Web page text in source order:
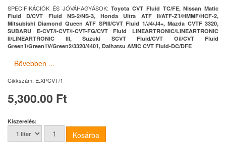
SPECIFIKÁCIÓK ÉS JÓVÁHAGYÁSOK:Toyota CVT Fluid TC/FE, Nissan Matic
Fluid D/CVT Fluid NS-2/NS-3, Honda Ultra ATF II/ATF-Z1/HMMF/HCF-2,
Mitsubishi Diamond Queen ATF SPIII/CVT Fluid 1/J4/J4+, Mazda CVTF 3320,
SUBARU E-CVT/i-CVT/i-CVT-FG/CVT Fluid LINEARTRONIC/LINEARTRONIC
II/LINEARTRONIC III, Suzuki SCVT Fluid/CVT Oil/CVT Fluid
Green1/Green1V/Green2/3320/4401, Daihatsu AMIC CVT Fluid-DC/DFE
Bővebben ...
Cikkszám: E.XPCVT/1
5,300.00 Ft
Kiszerelés: